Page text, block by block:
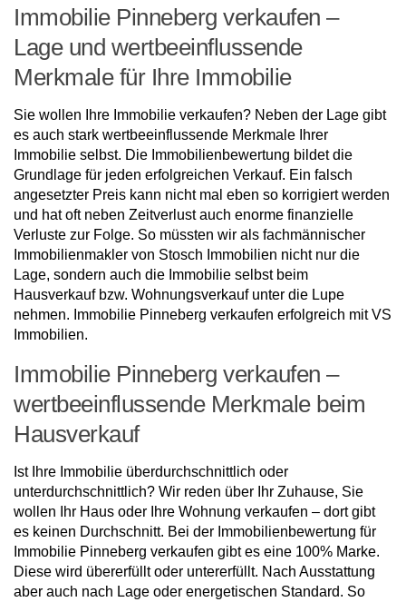
Immobilie Pinneberg verkaufen –
Lage und wertbeeinflussende
Merkmale für Ihre Immobilie
Sie wollen Ihre Immobilie verkaufen? Neben der Lage gibt
es auch stark wertbeeinflussende Merkmale Ihrer
Immobilie selbst. Die Immobilienbewertung bildet die
Grundlage für jeden erfolgreichen Verkauf. Ein falsch
angesetzter Preis kann nicht mal eben so korrigiert werden
und hat oft neben Zeitverlust auch enorme finanzielle
Verluste zur Folge. So müssten wir als fachmännischer
Immobilienmakler von Stosch Immobilien nicht nur die
Lage, sondern auch die Immobilie selbst beim
Hausverkauf bzw. Wohnungsverkauf unter die Lupe
nehmen. Immobilie Pinneberg verkaufen erfolgreich mit VS
Immobilien.
Immobilie Pinneberg verkaufen –
wertbeeinflussende Merkmale beim
Hausverkauf
Ist Ihre Immobilie überdurchschnittlich oder
unterdurchschnittlich? Wir reden über Ihr Zuhause, Sie
wollen Ihr Haus oder Ihre Wohnung verkaufen – dort gibt
es keinen Durchschnitt. Bei der Immobilienbewertung für
Immobilie Pinneberg verkaufen gibt es eine 100% Marke.
Diese wird übererfüllt oder untererfüllt. Nach Ausstattung
aber auch nach Lage oder energetischen Standard. So